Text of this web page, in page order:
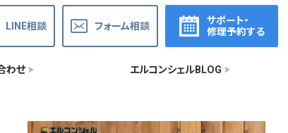
LINE相談 フォーム相談
サポート・
修理予約する
わせ エルコンシェルBLOG